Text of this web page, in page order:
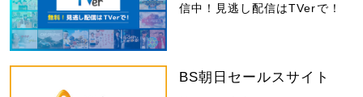
信中！見逃し配信はTVerで！
BS朝日セールスサイト